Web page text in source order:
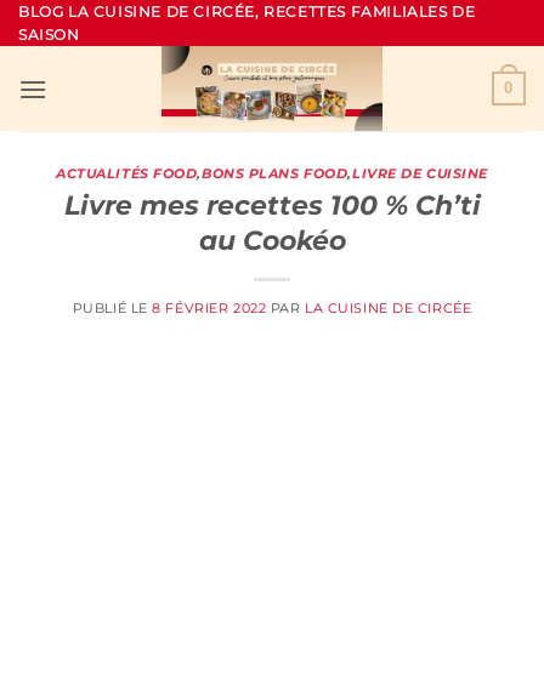
Passer
au
BLOG LA CUISINE DE CIRCÉE, RECETTES FAMILIALES DE
SAISON
0
ACTUALITÉS FOOD,BONS PLANS FOOD,LIVRE DE CUISINE
Livre mes recettes 100 % Ch’ti
au Cookéo
PUBLIÉ LE8 FÉVRIER 2022 PAR LA CUISINE DE CIRCÉE